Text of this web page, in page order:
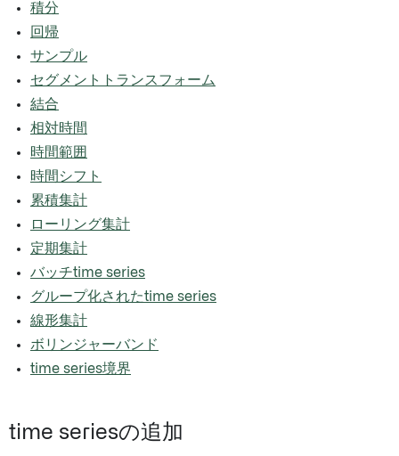
積分
回帰
サンプル
セグメントトランスフォーム
結合
相対時間
時間範囲
時間シフト
累積集計
ローリング集計
定期集計
バッチtime series
グループ化されたtime series
線形集計
ボリンジャーバンド
time series境界
time seriesの追加